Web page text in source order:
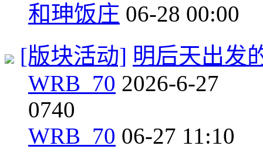
和珅饭庄 06-28 00:00
[版块活动] 明后天出发
WRB_70 2026-6-27
0740
WRB_70 06-27 11:10